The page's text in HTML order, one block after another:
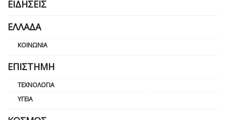
ΕΙΔΉΣΕΙΣ
ΕΛΛΆΔΑ
ΚΟΙΝΩΝΊΑ
ΕΠΙΣΤΉΜΗ
ΤΕΧΝΟΛΟΓΊΑ
ΥΓΕΊΑ